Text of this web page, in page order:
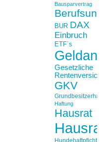
Bausparvertrag
BUR DAX
Einbruch
ETF´s
Gesetzliche
GKV
Haftung
Hausrat
Hundehaftpficht